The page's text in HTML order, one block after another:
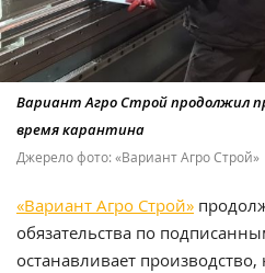
Вариант Агро Строй продолжил
время карантина
Джерело фото: «Вариант Агро Строй»
«Вариант Агро Строй»
обязательства по
останавливает производство,